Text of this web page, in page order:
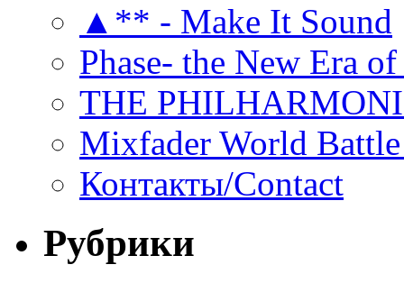
▲** - Make It Sound
Phase- the New Era
THE
Mixfader World
Контакты/Contact
Рубрики